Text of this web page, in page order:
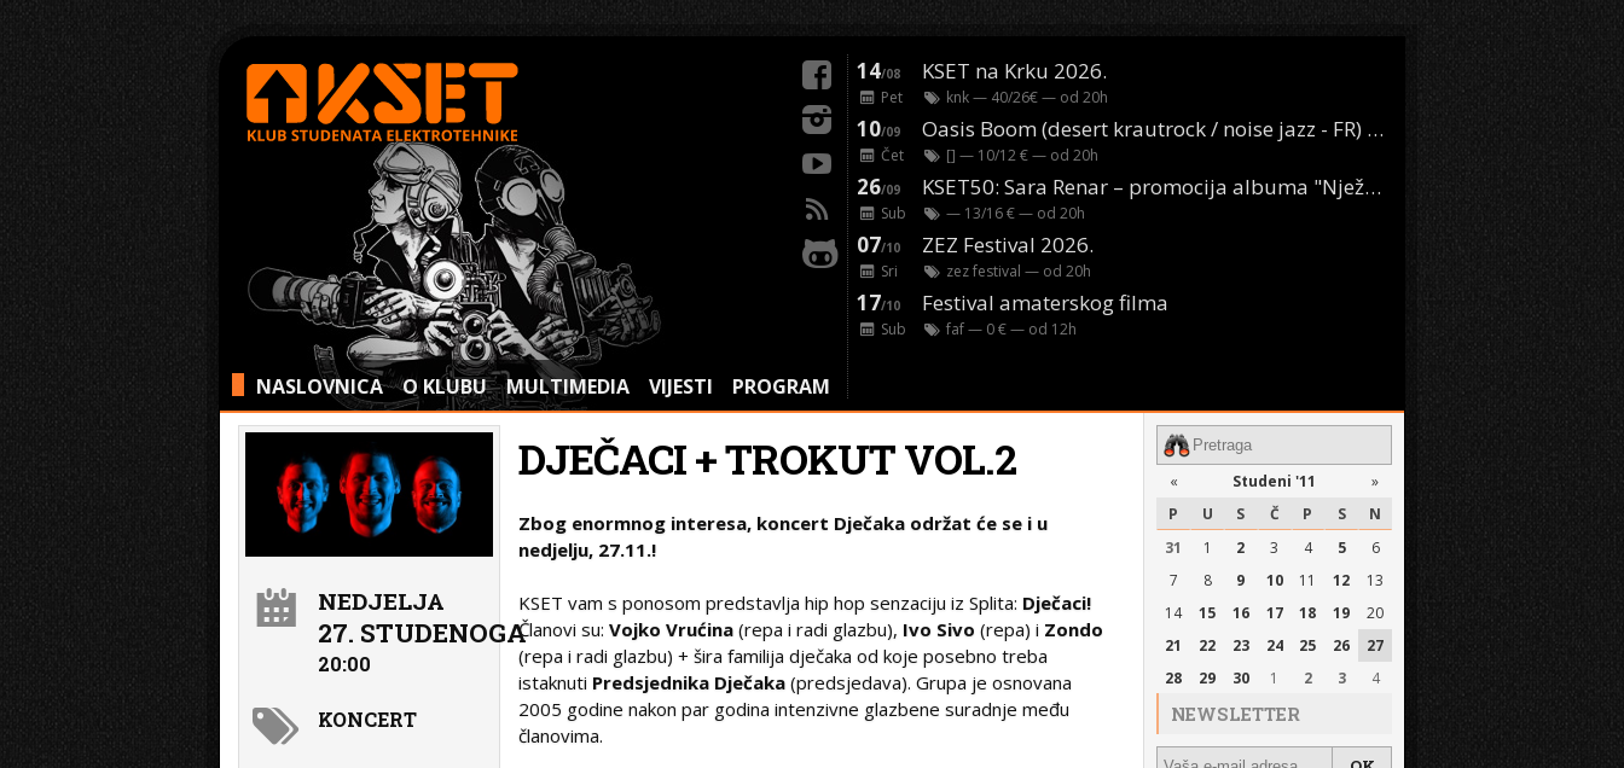
NASLOVNICA O KLUBU MULTIMEDIA VIJESTI PROGRAM
14/08 KSET na Krku 2026.
Pet knk— 40/26€ — od 20h
10/09 Oasis Boom (desert krautrock / noise jazz - FR) @ KONTEJNER
Čet [] — 10/12 € — od 20h
26/09 KSET50: Sara Renar – promocija albuma "Nježne riječi" @ Močvara
Sub — 13/16 € — od 20h
07/10 ZEZ Festival 2026.
Sri zez festival — od 20h
17/10 Festival amaterskog filma
Sub faf— 0 € — od 12h
DJEČACI + TROKUT VOL.2
Zbog enormnog interesa, koncert Dječaka održat će se i u
nedjelju, 27.11.!
KSET vam s ponosom predstavlja hip hop senzaciju iz Splita: Dječaci!
Članovi su:Vojko Vrućina (repa i radi glazbu), Ivo Sivo (repa) i Zondo
(repa i radi glazbu) + šira familija dječaka od koje posebno treba
istaknuti Predsjednika Dječaka (predsjedava). Grupa je osnovana
2005 godine nakon par godina intenzivne glazbene suradnje među
članovima.
NEDJELJA
27. STUDENOGA
20:00
KONCERT
« Studeni '11
»
P
U S Č P S
N
31
1 2 3 4 5
6
7
8 9 10 11 12
13
14
15 16 17 18 19
20
21
22 23 24 25 26
27
28
29 30 1 2 3 4
NEWSLETTER